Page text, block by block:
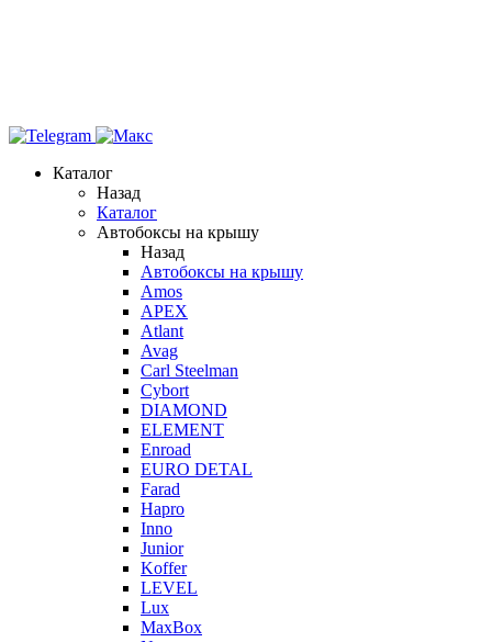
Каталог
Назад
Каталог
Автобоксы на крышу
Назад
Автобоксы на крышу
Amos
APEX
Atlant
Avag
Carl Steelman
Cybort
DIAMOND
ELEMENT
Enroad
EURO DETAL
Farad
Hapro
Inno
Junior
Koffer
LEVEL
Lux
MaxBox